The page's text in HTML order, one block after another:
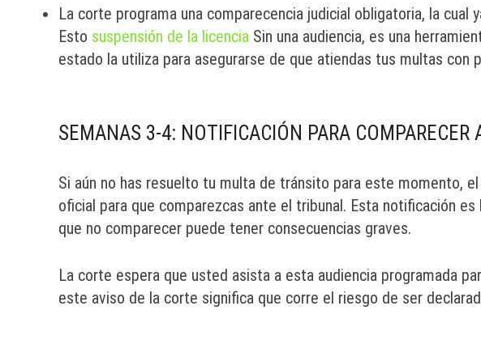
La corte programa una comparecencia judicial obligatoria, la cual
Esto suspensión de la licencia Sin una audiencia, es una
estado la utiliza para asegurarse de que atiendas tus multas con
SEMANAS 3-4: NOTIFICACIÓN PARA COMPARECER
Si aún no has resuelto tu multa de tránsito para este momento,
oficial para que comparezcas ante el tribunal. Esta notificación
que no comparecer puede tener consecuencias graves.
La corte espera que usted asista a esta audiencia programada
este aviso de la corte significa que corre el riesgo de ser